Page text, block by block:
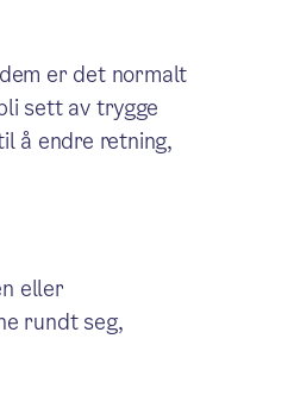
er det normalt
sett av trygge
å endre retning,
eller
rundt seg,